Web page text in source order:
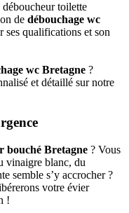
toilette
de débouchage wc
ses qualifications et son
wc Bretagne ?
et détaillé sur notre
bouché Bretagne ? Vous
vinaigre blanc, du
semble s’y accrocher ?
votre évier
!